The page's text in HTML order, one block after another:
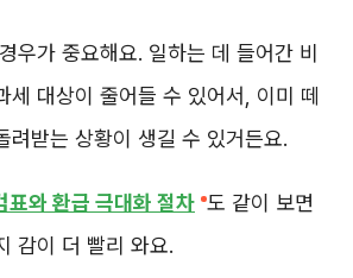
우가 중요해요. 일하는 데 들어간 비
세 대상이 줄어들 수 있어서, 이미 떼
받는 상황이 생길 수 있거든요.
표와 환급 극대화 절차 도 같이 보면
감이 더 빨리 와요.